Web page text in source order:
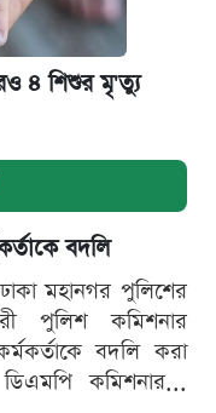
৪ শিশুর মৃ'ত্যু
বদলি
মহানগর পুলিশের
পুলিশ কমিশনার
বদলি করা
কমিশনার...